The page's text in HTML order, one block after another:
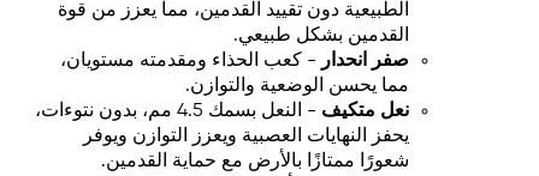
الطبيعية دون تقييد القدمين، مما يعزز من قوة
القدمين بشكل طبيعي.
صفر انحدار - كعب الحذاء ومقدمته مستويان،
مما يحسن الوضعية والتوازن.
نعل متكيف
- النعل بسمك 4.5 مم، بدون نتوءات،
يحفز النهايات العصبية ويعزز التوازن ويوفر
شعورًا ممتازًا بالأرض مع حماية القدمين.